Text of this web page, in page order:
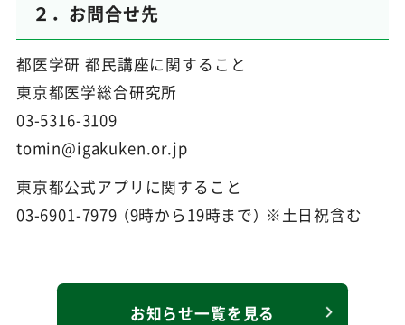
２．お問合せ先
都医学研 都民講座に関すること
東京都医学総合研究所
03-5316-3109
tomin@igakuken.or.jp
東京都公式アプリに関すること
03-6901-7979 （9時から19時まで） ※土日祝含む
お知らせ一覧を見る